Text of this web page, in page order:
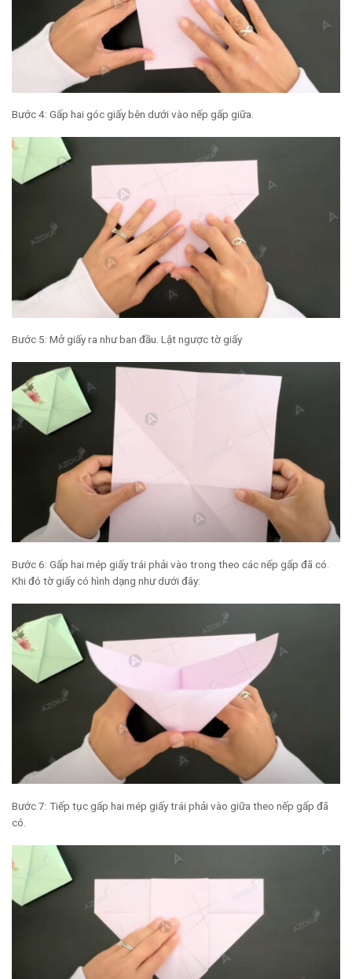
Bước 4: Gấp hai góc giấy bên dưới vào nếp gấp giữa.
Bước 5: Mở giấy ra như ban đầu. Lật ngược tờ giấy
Bước 6: Gấp hai mép giấy trái phải vào trong theo các nếp gấp đã có.
Khi đó tờ giấy có hình dạng như dưới đây:
Bước 7: Tiếp tục gấp hai mép giấy trái phải vào giữa theo nếp gấp đã
có.